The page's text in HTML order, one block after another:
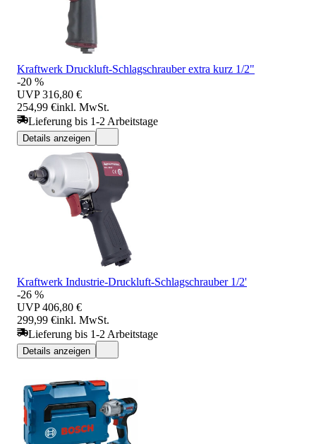
Kraftwerk Druckluft-Schlagschrauber extra kurz 1/2"
-20 %
UVP 316,80 €
254,99 €inkl. MwSt.
Lieferung bis 1-2 Arbeitstage
Details anzeigen
Kraftwerk Industrie-Druckluft-Schlagschrauber 1/2'
-26 %
UVP 406,80 €
299,99 €inkl. MwSt.
Lieferung bis 1-2 Arbeitstage
Details anzeigen